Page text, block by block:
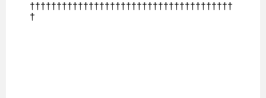
††††††††††††††††††††††††††††††††††††††
†